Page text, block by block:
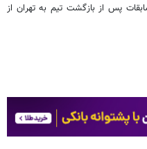
پس از بازگشت تیم به تهران از